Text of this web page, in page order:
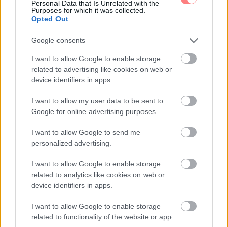
Personal Data that Is Unrelated with the
Purposes for which it was collected.
Opted Out
Google consents
I want to allow Google to enable storage
related to advertising like cookies on web or
device identifiers in apps.
I want to allow my user data to be sent to
Google for online advertising purposes.
I want to allow Google to send me
personalized advertising.
I want to allow Google to enable storage
related to analytics like cookies on web or
device identifiers in apps.
I want to allow Google to enable storage
related to functionality of the website or app.
TOVÁBBI CIKKEK:
Emma- EGÉSZSÉG